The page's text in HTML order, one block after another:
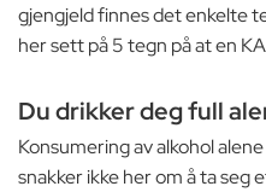
gjengjeld finnes det enkelte
her sett på 5 tegn på at en
Du drikker deg full
Konsumering av alkohol
snakker ikke her om å ta seg